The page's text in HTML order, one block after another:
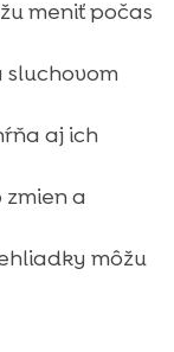
u
meniť počas
sluchovom
aj ich
a
môžu